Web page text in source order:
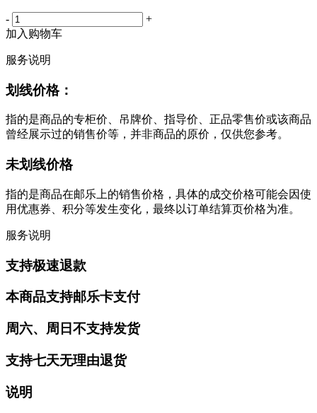
-
+
加入购物车
服务说明
划线价格：
指的是商品的专柜价、吊牌价、指导价、正品零售价或该商品
曾经展示过的销售价等，并非商品的原价，仅供您参考。
未划线价格
指的是商品在邮乐上的销售价格，具体的成交价格可能会因使
用优惠券、积分等发生变化，最终以订单结算页价格为准。
服务说明
支持极速退款
本商品支持邮乐卡支付
周六、周日不支持发货
支持七天无理由退货
说明